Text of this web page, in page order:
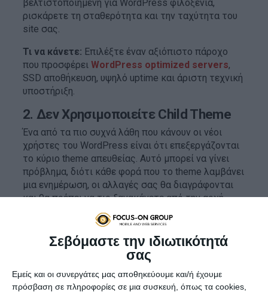
Σεβόμαστε την ιδιωτικότητά
σας
Εμείς και οι συνεργάτες μας αποθηκεύουμε και/ή έχουμε
πρόσβαση σε πληροφορίες σε μια συσκευή, όπως τα cookies,
βελτιστοποιημένη για WordPress φιλοξενία,
ρισκάρετε τη σταθερότητα και την ταχύτητα του
site σας.
Τι να κάνετε: Επιλέξτε έναν αξιόπιστο πάροχο
που προσφέρει WordPress optimized servers,
SSD αποθήκευση, υψηλό uptime και άριστη τεχνική
υποστήριξη.
2. Δεν Χρησιμοποιείτε Child Theme
Ένα από τα πιο συχνά λάθη που κάνουν οι νέοι
χρήστες του WordPress είναι ότι επεξεργάζονται
το κύριο theme απευθείας. Αυτό μπορεί να γίνει
πρόβλημα, διότι κάθε φορά που το theme λαμβάνει
μια ενημέρωση, οι αλλαγές σας θα διαγράφονται
και θα πρέπει να τις ξανακάνετε από την αρχή.
Δημιουργήστε και χρησιμοποιήστε
child theme
. Έτσι, μπορείτε να προσαρμόζετε
την ιστοσελίδα σας χωρίς να επηρεάζεται από τις
ενημερώσεις του κύριου θέματος.
3. Υπερβολικά Πολλά Plugins